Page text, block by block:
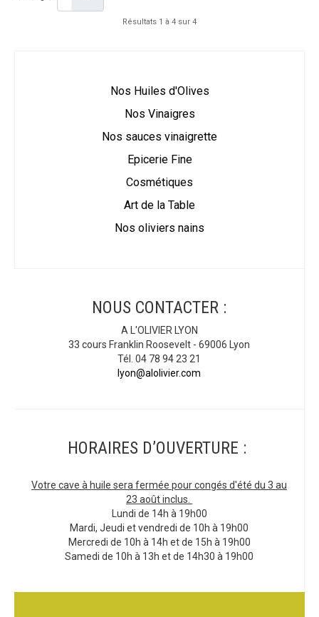
Résultats 1 à 4 sur 4
Nos Huiles d'Olives
Nos Vinaigres
Nos sauces vinaigrette
Epicerie Fine
Cosmétiques
Art de la Table
Nos oliviers nains
NOUS CONTACTER :
A L'OLIVIER LYON
33 cours Franklin Roosevelt - 69006 Lyon
Tél. 04 78 94 23 21
lyon@alolivier.com
HORAIRES D’OUVERTURE :
Votre cave à huile sera fermée pour congés d'été du 3 au
23 août inclus.
Lundi de 14h à 19h00
Mardi, Jeudi et vendredi de 10h à 19h00
Mercredi de 10h à 14h et de 15h à 19h00
Samedi de 10h à 13h et de 14h30 à 19h00